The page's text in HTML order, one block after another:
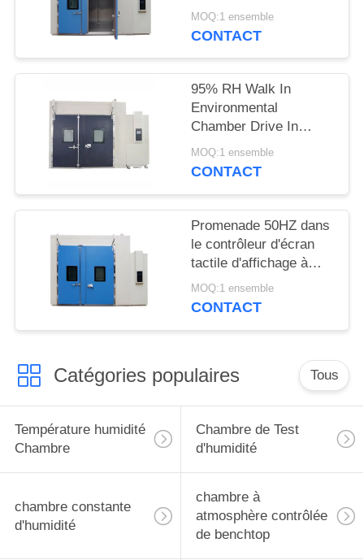
le contrôleur d'écran
tactile de chambre
MOQ:1 ensemble
CONTACT
95% RH Walk In
Environmental
Chamber Drive In
Temperature Aging
Machine
MOQ:1 ensemble
CONTACT
Promenade 50HZ dans
le contrôleur d'écran
tactile d'affichage à
cristaux liquides de lien
de PC de chambre à
MOQ:1 ensemble
CONTACT
Catégories populaires Tous
Température humidité
Chambre
Chambre de Test
d'humidité
chambre constante
d'humidité
chambre à
atmosphère contrôlée
de benchtop